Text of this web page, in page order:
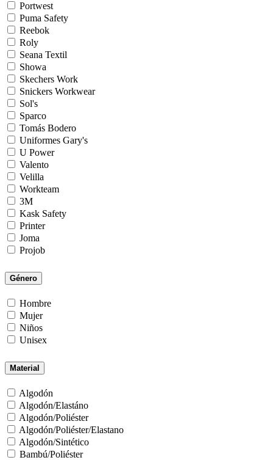
Portwest
Puma Safety
Reebok
Roly
Seana Textil
Showa
Skechers Work
Snickers Workwear
Sol's
Sparco
Tomás Bodero
Uniformes Gary's
U Power
Valento
Velilla
Workteam
3M
Kask Safety
Printer
Joma
Projob
Género
Hombre
Mujer
Niños
Unisex
Material
Algodón
Algodón/Elastáno
Algodón/Poliéster
Algodón/Poliéster/Elastano
Algodón/Sintético
Bambú/Poliéster